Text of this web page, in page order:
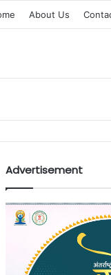
About Us
Advertisement